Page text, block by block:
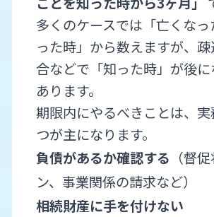
多くのケースでは「亡くな
った時」から数えますが、
合などで「知った時」が後
あります。
期限内にやるべきことは、
つが主になります。
負債があるか確認する （督
ン、事業関係の請求など）
相続財産に手を付けない